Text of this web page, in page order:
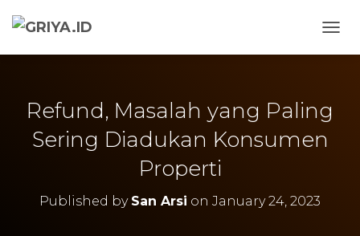
Refund, Masalah yang Paling
Sering Diadukan Konsumen
Properti
Published by San Arsi on January 24, 2023